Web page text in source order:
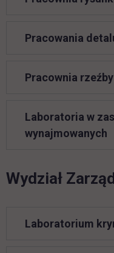
Pracowania
Pracownia rzeźby
Laboratoria w
wynajmowanych
Wydział
Laboratorium